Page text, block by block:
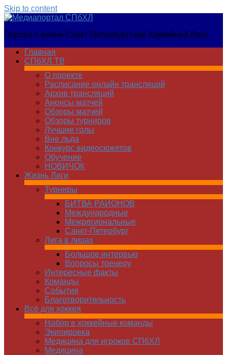
Skip to content
Медиапортал
Портал о жизни Санкт-Петербургской Хоккейной Лиги
Главная
СПбХЛ ТВ
О проекте
Расписание онлайн трансляций
Архив трансляций
Анонсы матчей
Обзоры матчей
Обзоры турниров
Лучшие голы
Вне льда
Конкурс видеосюжетов
Обучение
НОВИЧОК
Жизнь Лиги
Турниры
БИТВА РАЙОНОВ
Международные
Межрегиональные
Санкт-Петербург
Лига в лицах
Большое интервью
Вопросы тренеру
Интересные факты
Команды
Cобытия
Благотворительность
Всё для хоккея
Набор в хоккейные команды
Экипировка
Медицина для игроков СПбХЛ
Медицина